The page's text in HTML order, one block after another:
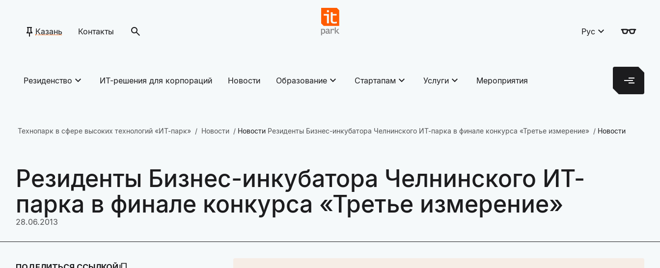
Казань Контакты Рус
Резиденство ИТ-решения для корпораций Новости Образование Стартапам Услуги Мероприятия
Технопарк в сфере высоких технологий «ИТ-парк» Новости Новости Резиденты Бизнес-инкубатора Челнинского ИТ-парка в финале конкурса «Третье измерение» Новости
Резиденты Бизнес-инкубатора Челнинского ИТ-
парка в финале конкурса «Третье измерение»
28.06.2013